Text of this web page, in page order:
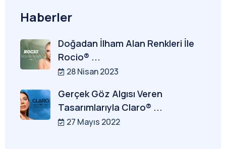
Haberler
Doğadan İlham Alan Renkleri İle
Rocio® ...
28 Nisan 2023
Gerçek Göz Algısı Veren
Tasarımlarıyla Claro® ...
27 Mayıs 2022